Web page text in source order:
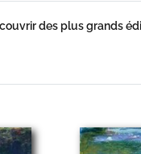
des plus grands